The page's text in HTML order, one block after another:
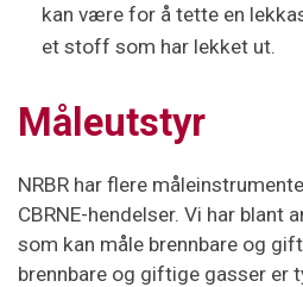
kan være for å tette en
et stoff som har lekket ut.
Måleutstyr
NRBR har flere
CBRNE-hendelser. Vi har blant
som kan måle brennbare og
brennbare og giftige gasser er